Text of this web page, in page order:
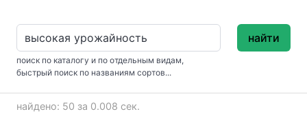
поиск по каталогу и по отдельным видам,
быстрый поиск по названиям сортов...
найти
найдено: 50 за 0.008 сек.